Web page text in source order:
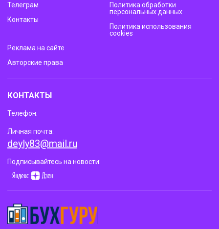
Телеграм
Контакты
Политика обработки
персональных данных
Политика использования
cookies
Реклама на сайте
Авторские права
КОНТАКТЫ
Телефон:
Личная почта:
deyly83@mail.ru
Подписывайтесь на новости: